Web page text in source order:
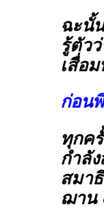
ฉะนั้
รู้ตัว
เสื่อ
ก่อน
ทุกค
กำลั
สมา
ฌาน